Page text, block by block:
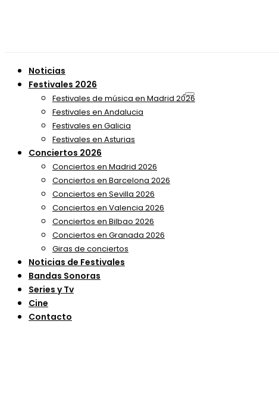
Noticias
Festivales 2026
Festivales de música en Madrid 2026
Festivales en Andalucia
Festivales en Galicia
Festivales en Asturias
Conciertos 2026
Conciertos en Madrid 2026
Conciertos en Barcelona 2026
Conciertos en Sevilla 2026
Conciertos en Valencia 2026
Conciertos en Bilbao 2026
Conciertos en Granada 2026
Giras de conciertos
Noticias de Festivales
Bandas Sonoras
Series y Tv
Cine
Contacto